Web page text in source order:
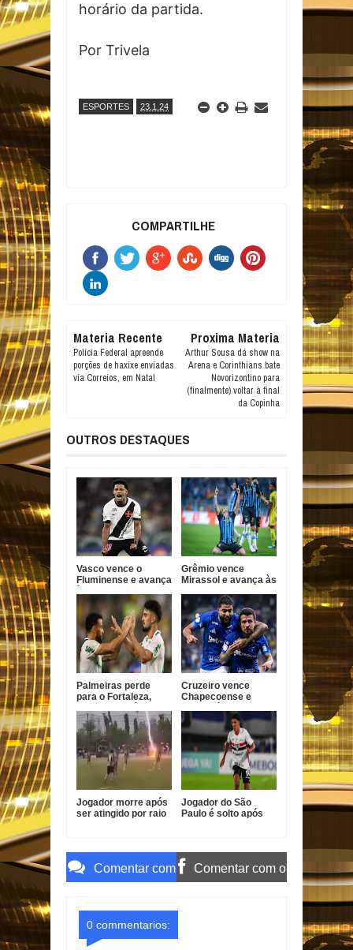
horário da partida.
Por Trivela
ESPORTES 23.1.24
COMPARTILHE
Materia Recente
Polícia Federal apreende
porções de haxixe enviadas
via Correios, em Natal
Proxima Materia
Arthur Sousa dá show na
Arena e Corinthians bate
Novorizontino para
(finalmente) voltar à final
da Copinha
OUTROS DESTAQUES
Vasco vence o
Fluminense e avança
do Brasil
Grêmio vence
Mirassol e avança às
Brasil
Palmeiras perde
para o Fortaleza,
quartas da Copa do
Brasil
Cruzeiro vence
Chapecoense e
da Copa do Brasil
Jogador morre após
ser atingido por raio
Jogador do São
Paulo é solto após
Comentar com Comentar com o
0 commentarios: